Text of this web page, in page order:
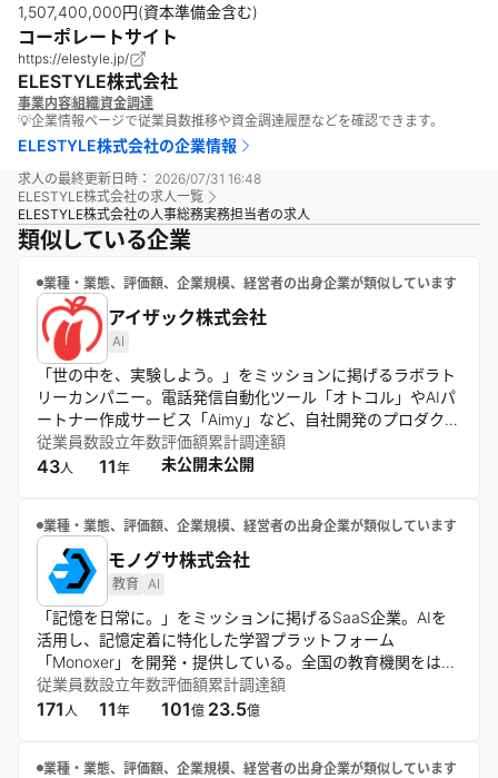
1,507,400,000円(資本準備金含む)
コーポレートサイト
https://elestyle.jp/
ELESTYLE株式会社
事業内容組織資金調達
💡企業情報ページで従業員数推移や資金調達履歴などを確認できます。
ELESTYLE株式会社の企業情報
求人の最終更新日時： 2026/07/31 16:48
ELESTYLE株式会社の求人一覧
ELESTYLE株式会社の人事総務実務担当者の求人
類似している企業
業種・業態、評価額、企業規模、経営者の出身企業が類似しています
アイザック株式会社
AI
「世の中を、実験しよう。」をミッションに掲げるラボラト
リーカンパニー。電話発信自動化ツール「オトコル」やAIパ
ートナー作成サービス「Aimy」など、自社開発のプロダクト
を軸に、日常の非効率を解消するサービスを展開。さらに、
マッチングアプリやアート作品管理などを手がけるグループ
「全ての挑戦者が、生涯働きたいと思える場所をつくる」と
いうパーパスのもと、挑戦し続ける環境づくりに取り組む。
従業員数
43人
設立年数
11年
評価額
未公開
累計調達額
未公開
業種・業態、評価額、企業規模、経営者の出身企業が類似しています
モノグサ株式会社
教育 AI
「記憶を日常に。」をミッションに掲げるSaaS企業。AIを
活用し、記憶定着に特化した学習プラットフォーム
「Monoxer」を開発・提供している。全国の教育機関をはじ
め、大手企業へも広く展開しており、記憶を切り口とした個
人のエンパワーメントと記憶データの可視化・活用が強みの
従業員数
171 人
設立年数
11年
評価額
101億
累計調達額
23.5億
業種・業態、評価額、企業規模、経営者の出身企業が類似しています